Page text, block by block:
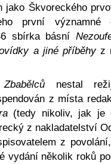
jako Škvoreckého
první významné
sbírka básní
a jiné příběhyz
Zbabělců nestal
z místa
(tedy nikoliv, jak je
z nakladatelství
z
vydání několik roků